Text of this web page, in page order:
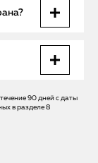
модуль.
Это важно
ремонт
мастера
90 дней с даты
в разделе 8